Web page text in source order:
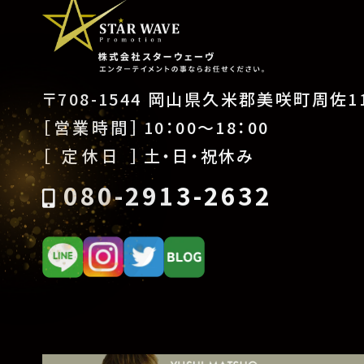
〒708-1544 岡山県久米郡美咲町周佐
［営業時間］ 10：00〜18：00
［ 定休日 ］ 土・日・祝休み
080-2913-2632